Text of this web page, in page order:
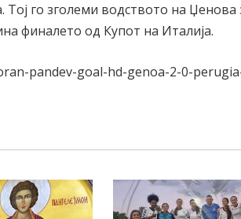
го зголеми водството на Џенова
финалето од Купот на Италија.
pandev-goal-hd-genoa-2-0-